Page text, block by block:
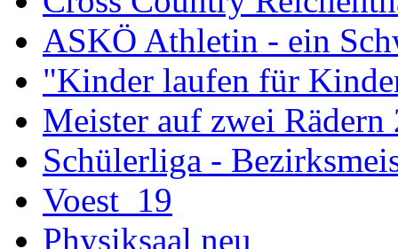
ASKÖ Athletin - ein
"Kinder laufen für
Meister auf zwei Rädern
Schülerliga -
Voest_19
Physiksaal neu